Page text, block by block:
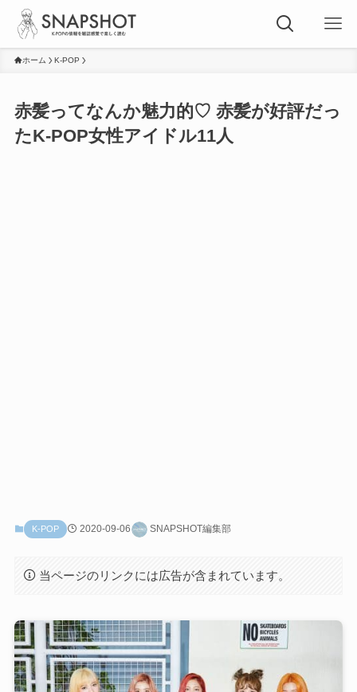
ホーム K-POP
赤髪ってなんか魅力的♡ 赤髪が好評だっ
たK-POP女性アイドル11人
K-POP 2020-09-06 SNAPSHOT編集部
当ページのリンクには広告が含まれています。